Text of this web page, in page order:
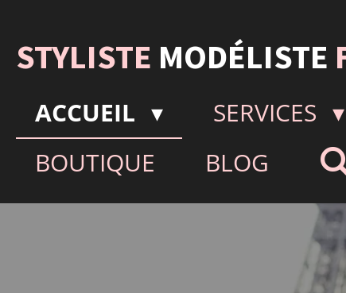
au
contenu
STYLISTE MODÉLISTE
ACCUEIL SERVICES
BOUTIQUE
BLOG